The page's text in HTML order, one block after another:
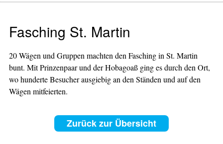
Fasching St. Martin
20 Wägen und Gruppen machten den Fasching in St. Martin
bunt. Mit Prinzenpaar und der Hobagoaß ging es durch den Ort,
wo hunderte Besucher ausgiebig an den Ständen und auf den
Wägen mitfeierten.
Zurück zur Übersicht